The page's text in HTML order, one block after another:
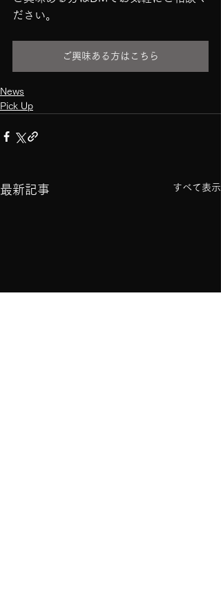
ださい。
ご興味ある方はこちら
News
Pick Up
最新記事 すべて表示